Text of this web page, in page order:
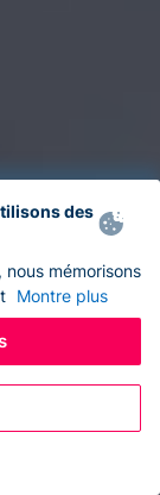
des
mémorisons
Montre plus